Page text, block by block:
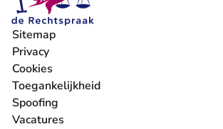
Sitemap
Privacy
Cookies
Toegankelijkheid
Spoofing
Vacatures